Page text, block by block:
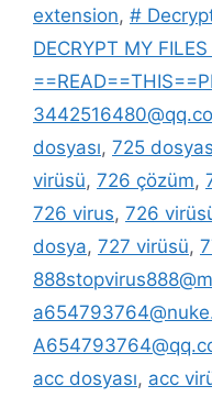
extension, #
DECRYPT MY
dosyası, 725
virüsü, 726 çözüm,
726 virus, 726
dosya, 727 virüsü,
acc dosyası, acc